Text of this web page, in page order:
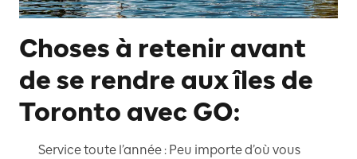
Choses à retenir avant
de se rendre aux îles de
Toronto avec GO:
Service toute l’année : Peu importe d’où vous